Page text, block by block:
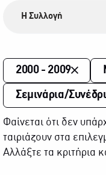
Η Συλλογή
2000 - 2009
Σεμινάρια/
Φαίνεται ότι δεν
ταιριάζουν στα
Αλλάξτε τα κριτήρια